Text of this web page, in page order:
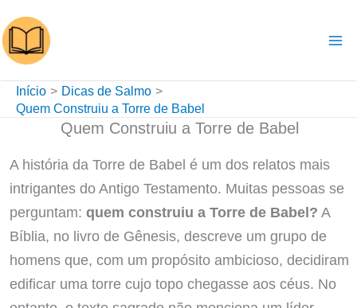
para
o
conteúdo
Início
Dicas de Salmo
Quem Construiu a Torre de Babel
Quem Construiu a Torre de Babel
A história da Torre de Babel é um dos relatos mais
intrigantes do Antigo Testamento. Muitas pessoas se
perguntam: quem construiu a Torre de Babel? A
Bíblia, no livro de Gênesis, descreve um grupo de
homens que, com um propósito ambicioso, decidiram
edificar uma torre cujo topo chegasse aos céus. No